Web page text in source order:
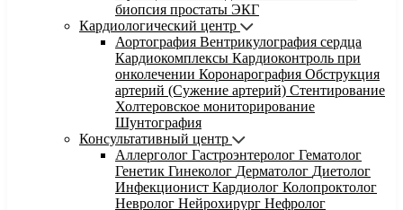
биопсия простаты ЭКГ
Кардиологический центр
Аортография Вентрикулография сердца
Кардиокомплексы Кардиоконтроль при
онколечении Коронарография Обструкция
артерий (Сужение артерий) Стентирование
Холтеровское мониторирование
Шунтография
Консультативный центр
Аллерголог Гастроэнтеролог Гематолог
Генетик Гинеколог Дерматолог Диетолог
Инфекционист Кардиолог Колопроктолог
Невролог Нейрохирург Нефролог